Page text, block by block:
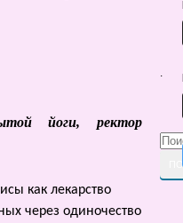
йоги, ректор
как лекарство
через одиночество
.